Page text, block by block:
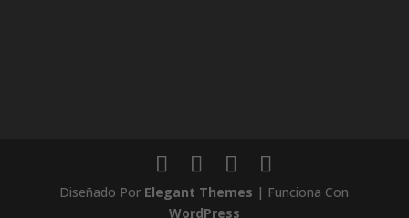
Diseñado Por Elegant Themes | Funciona Con
WordPress